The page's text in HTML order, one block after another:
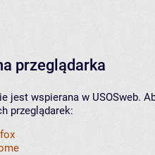
przeglądarka
jest wspierana w USOSweb.
przeglądarek: